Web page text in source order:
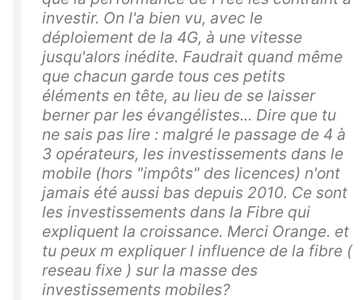
investir. On l'a bien vu, avec le
déploiement de la 4G, à une vitesse
jusqu'alors inédite. Faudrait quand même
que chacun garde tous ces petits
éléments en tête, au lieu de se laisser
berner par les évangélistes... Dire que tu
ne sais pas lire : malgré le passage de 4 à
3 opérateurs, les investissements dans le
mobile (hors "impôts" des licences) n'ont
jamais été aussi bas depuis 2010. Ce sont
les investissements dans la Fibre qui
expliquent la croissance. Merci Orange. et
tu peux m expliquer l influence de la fibre (
reseau fixe ) sur la masse des
investissements mobiles?